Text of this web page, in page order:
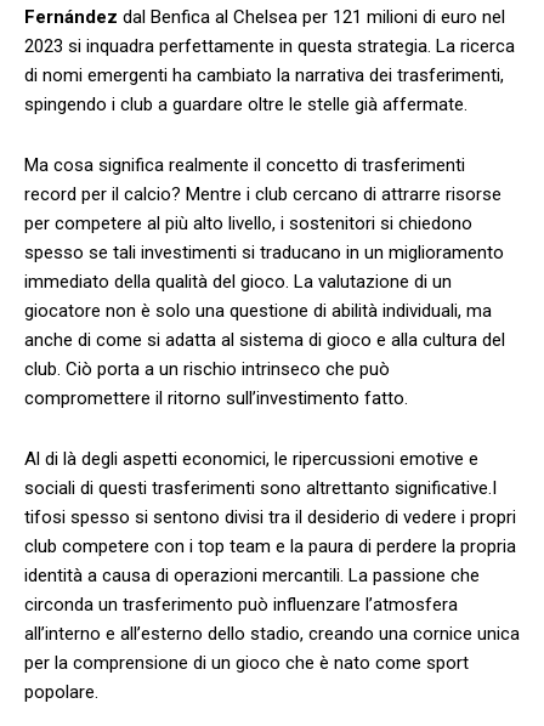
Fernández dal Benfica al Chelsea per 121 milioni di euro⁢ nel
2023 si inquadra perfettamente​ in questa strategia. ⁣La ricerca
di nomi emergenti ha ⁣cambiato‍ la ​narrativa dei trasferimenti,
spingendo i club a guardare oltre le stelle‍ già ‍affermate.
Ma‍ cosa significa realmente il concetto ⁣di trasferimenti
record per il⁤ calcio?‍ Mentre ‍i club cercano di attrarre risorse
per competere al più⁤ alto​ livello, i sostenitori si chiedono
spesso se tali​ investimenti si traducano⁢ in‌ un miglioramento
immediato ⁢della⁢ qualità del gioco. La valutazione di un
giocatore non è solo una questione di abilità individuali, ma
anche ⁣di come si adatta al sistema di gioco e alla ⁣cultura del
⁢club. Ciò porta⁤ a ⁢un ⁤rischio‌ intrinseco che può
compromettere il ritorno sull’investimento fatto.
Al di là⁣ degli aspetti​ economici, le ripercussioni emotive ​e
sociali⁢ di questi trasferimenti sono⁢ altrettanto significative.I
tifosi spesso si sentono​ divisi tra il desiderio ⁣di vedere i propri‌
club competere con i top team e ‌la paura‍ di⁤ perdere la​ propria
⁢identità ‌a causa di operazioni ⁣mercantili. La passione che
circonda ⁣un trasferimento può‌ influenzare⁤ l’atmosfera‌
all’interno e all’esterno⁤ dello stadio, creando ‍una cornice‌ unica
per la comprensione di un⁤ gioco che⁣ è nato come sport
popolare.